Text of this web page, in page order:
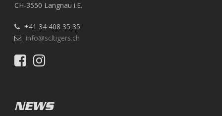
CH-3550 Langnau i.E.
+41 34 408 35 35
info@scltigers.ch
NEWS